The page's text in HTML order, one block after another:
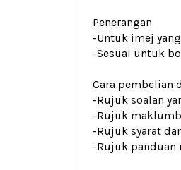
Penerangan
-Untuk imej
-Sesuai untuk
Cara pembelian
-Rujuk soalan
-Rujuk
-Rujuk syarat
-Rujuk panduan